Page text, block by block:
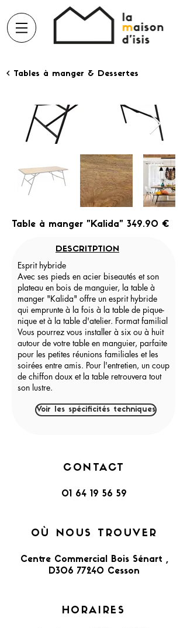
< Tables à manger & Dessertes
Table à manger "Kalida" 349.90 €
DESCRITPTION
Esprit hybride
Avec ses pieds en acier biseautés et son
plateau en bois de manguier, la table à
manger "Kalida" offre un esprit hybride
qui emprunte à la fois à la table de pique-
nique et à la table d'atelier. Format familial
Vous pourrez vous installer à six ou à huit
autour de votre table en manguier, parfaite
pour les petites réunions familiales et les
soirées entre amis. Pour l'entretien, un coup
de chiffon doux et la table retrouvera tout
son lustre.
Voir les spécificités techniques
CONTACT
01 64 19 56 59
OÙ NOUS TROUVER
Centre Commercial Bois Sénart ,
D306 77240 Cesson​
HORAIRES